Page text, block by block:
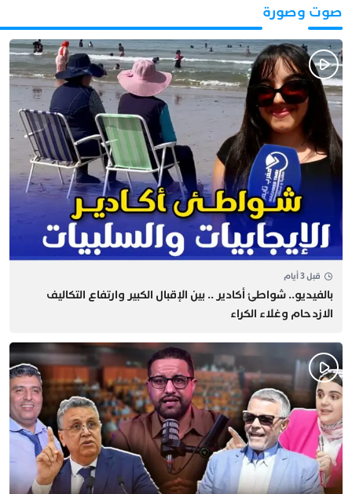
صوت وصورة
قبل 3 أيام
بالفيديو.. شواطئ أكادير .. بين الإقبال الكبير وارتفاع التكاليف
الازدحام وغلاء الكراء